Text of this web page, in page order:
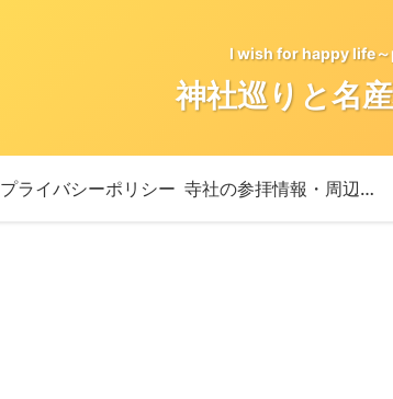
I wish for happy life
神社巡りと名
プライバシーポリシー 寺社の参拝情報・周辺情報